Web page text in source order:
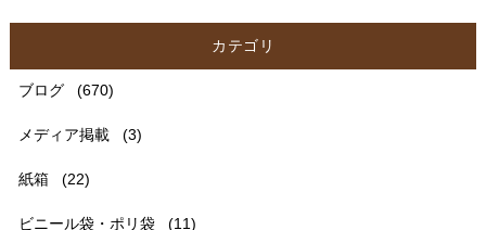
カテゴリ
ブログ (670)
メディア掲載 (3)
紙箱 (22)
ビニール袋・ポリ袋 (11)